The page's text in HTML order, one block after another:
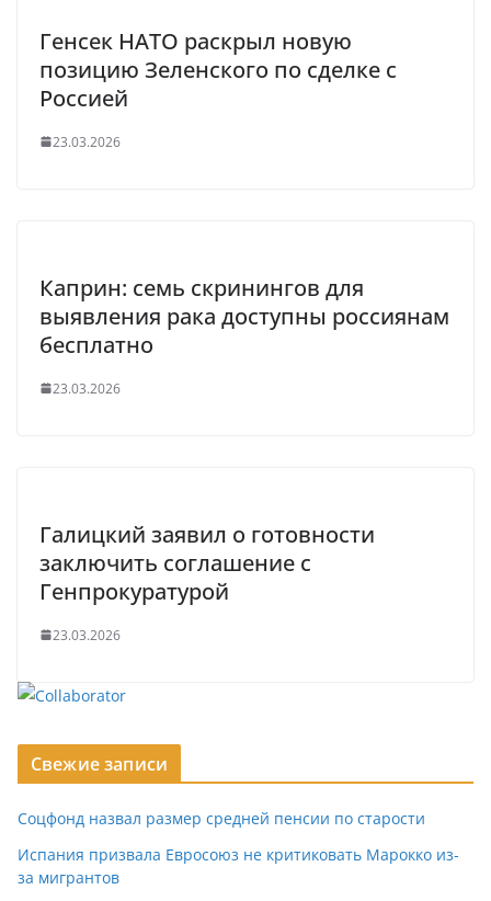
Генсек НАТО раскрыл новую
позицию Зеленского по сделке с
Россией
23.03.2026
Каприн: семь скринингов для
выявления рака доступны россиянам
бесплатно
23.03.2026
Галицкий заявил о готовности
заключить соглашение с
Генпрокуратурой
23.03.2026
Свежие записи
Соцфонд назвал размер средней пенсии по старости
Испания призвала Евросоюз не критиковать Марокко из-
за мигрантов